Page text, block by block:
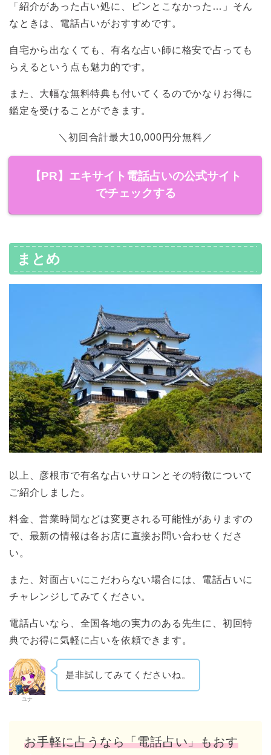
「紹介があった占い処に、ピンとこなかった…」そん
なときは、電話占いがおすすめです。
自宅から出なくても、有名な占い師に格安で占っても
らえるという点も魅力的です。
また、大幅な無料特典も付いてくるのでかなりお得に
鑑定を受けることができます。
＼初回合計最大10,000円分無料／
【PR】エキサイト電話占いの公式サイト
でチェックする
まとめ
以上、彦根市で有名な占いサロンとその特徴について
ご紹介しました。
料金、営業時間などは変更される可能性がありますの
で、最新の情報は各お店に直接お問い合わせくださ
い。
また、対面占いにこだわらない場合には、電話占いに
チャレンジしてみてください。
電話占いなら、全国各地の実力のある先生に、初回特
典でお得に気軽に占いを依頼できます。
ユナ
是非試してみてくださいね。
お手軽に占うなら「電話占い」もおす